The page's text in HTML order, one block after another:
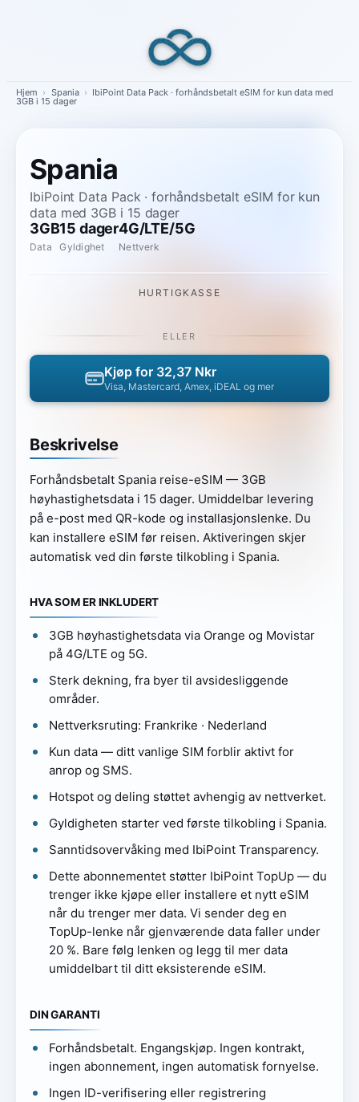
Hjem › Spania › IbiPoint Data Pack · forhåndsbetalt eSIM for kun data med
3GB i 15 dager
Spania
IbiPoint Data Pack · forhåndsbetalt eSIM for kun
data med 3GB i 15 dager
3GB
Data
15 dager
Gyldighet
4G/LTE/5G
Nettverk
Beskrivelse
Forhåndsbetalt Spania reise-eSIM — 3GB
høyhastighetsdata i 15 dager. Umiddelbar levering
på e-post med QR-kode og installasjonslenke. Du
kan installere eSIM før reisen. Aktiveringen skjer
automatisk ved din første tilkobling i Spania.
HVA SOM ER INKLUDERT
3GB høyhastighetsdata via Orange og Movistar
på 4G/LTE og 5G.
Sterk dekning, fra byer til avsidesliggende
områder.
Nettverksruting: Frankrike · Nederland
Kun data — ditt vanlige SIM forblir aktivt for
anrop og SMS.
Hotspot og deling støttet avhengig av nettverket.
Gyldigheten starter ved første tilkobling i Spania.
Sanntidsovervåking med IbiPoint Transparency.
Dette abonnementet støtter IbiPoint TopUp — du
trenger ikke kjøpe eller installere et nytt eSIM
når du trenger mer data. Vi sender deg en
TopUp-lenke når gjenværende data faller under
20 %. Bare følg lenken og legg til mer data
umiddelbart til ditt eksisterende eSIM.
DIN GARANTI
Forhåndsbetalt. Engangskjøp. Ingen kontrakt,
ingen abonnement, ingen automatisk fornyelse.
Ingen ID-verifisering eller registrering
HURTIGKASSE
ELLER
Kjøp for 32,37 Nkr
Visa, Mastercard, Amex, iDEAL og mer